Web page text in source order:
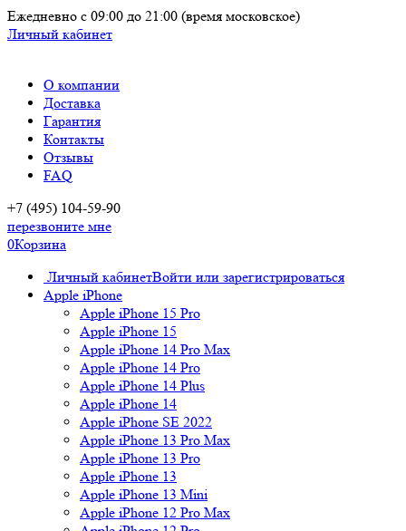
Ежедневно с 09:00 до 21:00 (время московское)
Личный кабинет
О компании
Доставка
Гарантия
Контакты
Отзывы
FAQ
+7 (495) 104-59-90
перезвоните мне
0Корзина
Личный кабинетВойти или зарегистрироваться
Apple iPhone
Apple iPhone 15 Pro
Apple iPhone 15
Apple iPhone 14 Pro Max
Apple iPhone 14 Pro
Apple iPhone 14 Plus
Apple iPhone 14
Apple iPhone SE 2022
Apple iPhone 13 Pro Max
Apple iPhone 13 Pro
Apple iPhone 13
Apple iPhone 13 Mini
Apple iPhone 12 Pro Max